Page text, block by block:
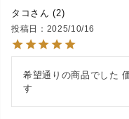
タコ 2
投稿日 2025/10/16
希望通りの商品でした
す